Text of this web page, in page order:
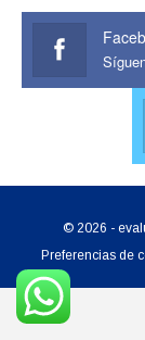
© 2026 -
Preferencias de